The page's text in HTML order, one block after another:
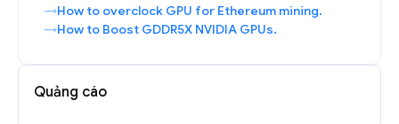
How to overclock GPU for Ethereum mining.
How to Boost GDDR5X NVIDIA GPUs.
Quảng cáo